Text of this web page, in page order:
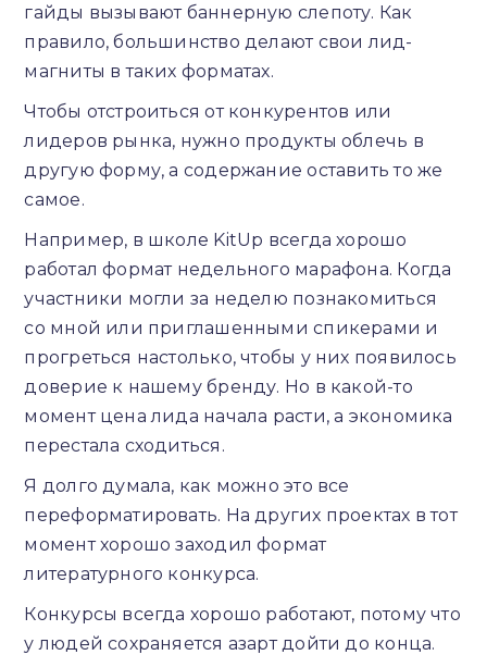
гайды вызывают баннерную слепоту. Как
правило, большинство делают свои лид-
магниты в таких форматах.
Чтобы отстроиться от конкурентов или
лидеров рынка, нужно продукты облечь в
другую форму, а содержание оставить то же
самое.
Например, в школе KitUp всегда хорошо
работал формат недельного марафона. Когда
участники могли за неделю познакомиться
со мной или приглашенными спикерами и
прогреться настолько, чтобы у них появилось
доверие к нашему бренду. Но в какой-то
момент цена лида начала расти, а экономика
перестала сходиться.
Я долго думала, как можно это все
переформатировать. На других проектах в тот
момент хорошо заходил формат
литературного конкурса.
Конкурсы всегда хорошо работают, потому что
у людей сохраняется азарт дойти до конца.